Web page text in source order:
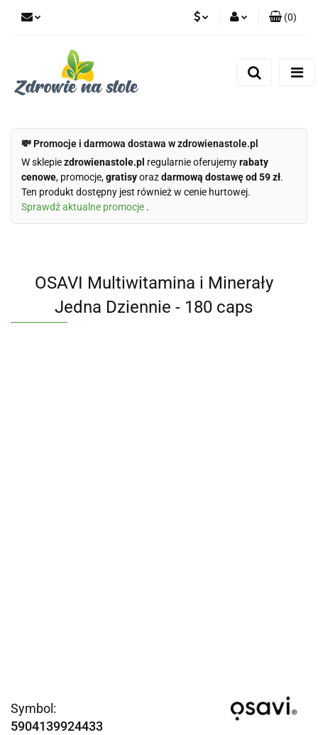
(0)
💸 Promocje i darmowa dostawa w zdrowienastole.pl
W sklepiezdrowienastole.pl regularnie oferujemyrabaty
cenowe, promocje,gratisyorazdarmową dostawę od 59 zł.
Ten produkt dostępny jest również w cenie hurtowej.
Sprawdź aktualne promocje .
OSAVI Multiwitamina i Minerały
Jedna Dziennie - 180 caps
Symbol:
5904139924433